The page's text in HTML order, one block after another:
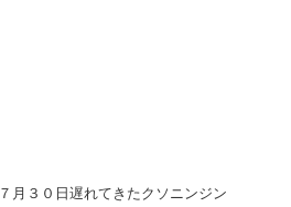
７月３０日遅れてきたクソニンジン